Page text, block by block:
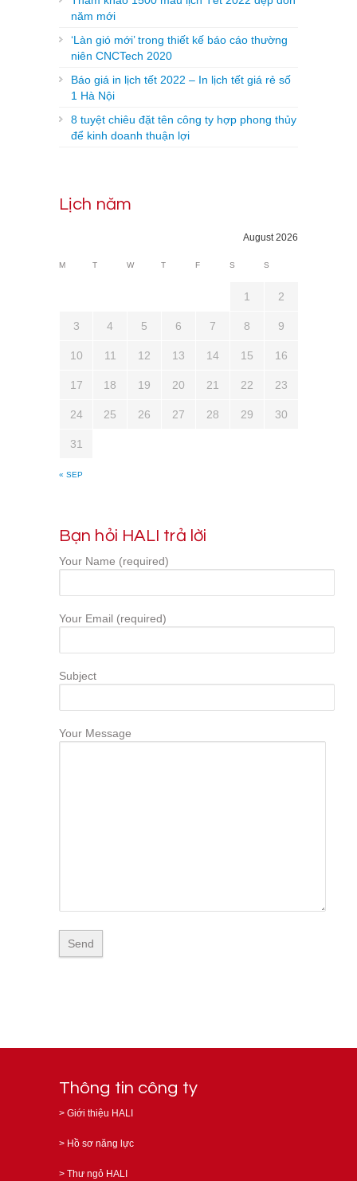
năm mới
‘Làn gió mới’ trong thiết kế báo cáo thường
niên CNCTech 2020
Báo giá in lịch tết 2022 – In lịch tết giá rẻ số
1 Hà Nội
8 tuyệt chiêu đặt tên công ty hợp phong thủy
để kinh doanh thuận lợi
Lịch năm
August 2026
M T W T F S S
« SEP
1 2
3 4 5 6 7 8 9
10 11 12 13 14 15 16
17 18 19 20 21 22 23
24 25 26 27 28 29 30
31
Bạn hỏi HALI trả lời
Your Name (required)
Your Email (required)
Subject
Your Message
Thông tin công ty
> Giới thiệu HALI
> Hồ sơ năng lực
> Thư ngỏ HALI